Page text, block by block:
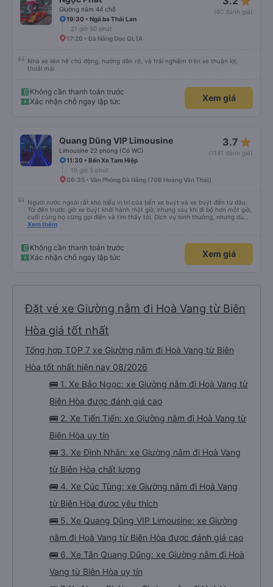
không an toàn (xem ảnh) - Ghế của tôi bị kẹt ở chế độ ngả lưng / không thể
ngồi thẳng dậy - Tài xế ban ngày bật nhạc rock với âm lượng rất lớn. May
mắn là anh ấy đã tắt loa phía sau khi được yêu cầu, nhưng hãy cẩn thận nếu
bạn chọn chỗ ngồi phía trước. Nhìn chung, tôi vẫn sẽ sử dụng dịch vụ này
nếu giá cả phải chăng.
Giường nằm 44 chỗ
(60 đánh giá)
19:30 • Ngã ba Thái Lan
21 giờ 50 phút
17:20 • Đà Nẵng Dọc QL1A
Nhà xe liên hệ chủ động, hướng dẫn rõ, và trải nghiệm trên xe thuận lợi,
thoải mái
Không cần thanh toán trước
Xác nhận chỗ ngay lập tức
Xem giá
Quang Dũng VIP Limousine
Limousine 22 phòng (Có WC)
3.7 star_rate
(1141 đánh giá)
11:30 • Bến Xe Tam Hiệp
19 giờ 5 phút
06:35 • Văn Phòng Đà Nẵng (70B Hoàng Văn Thái)
Người nước ngoài rất khó hiểu vị trí của bến xe buýt và xe buýt đến từ đâu.
Tôi đến trước giờ xe buýt khởi hành một giờ, nhưng sau khi đi bộ hơn một giờ,
cuối cùng họ cũng gọi điện và tìm thấy tôi. Dịch vụ bình thường, nhưng dù
sao thì tôi ngủ ngon hơn ở khách sạn vì tôi rất thoải mái. Sẽ tuyệt hơn nếu
Xem thêm
Không cần thanh toán trước
Xác nhận chỗ ngay lập tức
Xem giá
Đặt vé xe Giường nằm đi Hoà Vang từ Biên
Hòa giá tốt nhất
Tổng hợp TOP 7 xe Giường nằm đi Hoà Vang từ Biên
Hòa tốt nhất hiện nay 08/2026
🚌 1. Xe Bảo Ngọc: xe Giường nằm đi Hoà Vang từ
Biên Hòa được đánh giá cao
🚌 2. Xe Tiến Tiến: xe Giường nằm đi Hoà Vang từ
Biên Hòa uy tín
🚌 3. Xe Đình Nhân: xe Giường nằm đi Hoà Vang
từ Biên Hòa chất lượng
🚌 4. Xe Cúc Tùng: xe Giường nằm đi Hoà Vang
từ Biên Hòa được yêu thích
🚌 5. Xe Quang Dũng VIP Limousine: xe Giường
nằm đi Hoà Vang từ Biên Hòa được đánh giá cao
🚌 6. Xe Tân Quang Dũng: xe Giường nằm đi Hoà
Vang từ Biên Hòa uy tín